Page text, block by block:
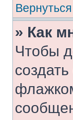
» Как
Чтобы